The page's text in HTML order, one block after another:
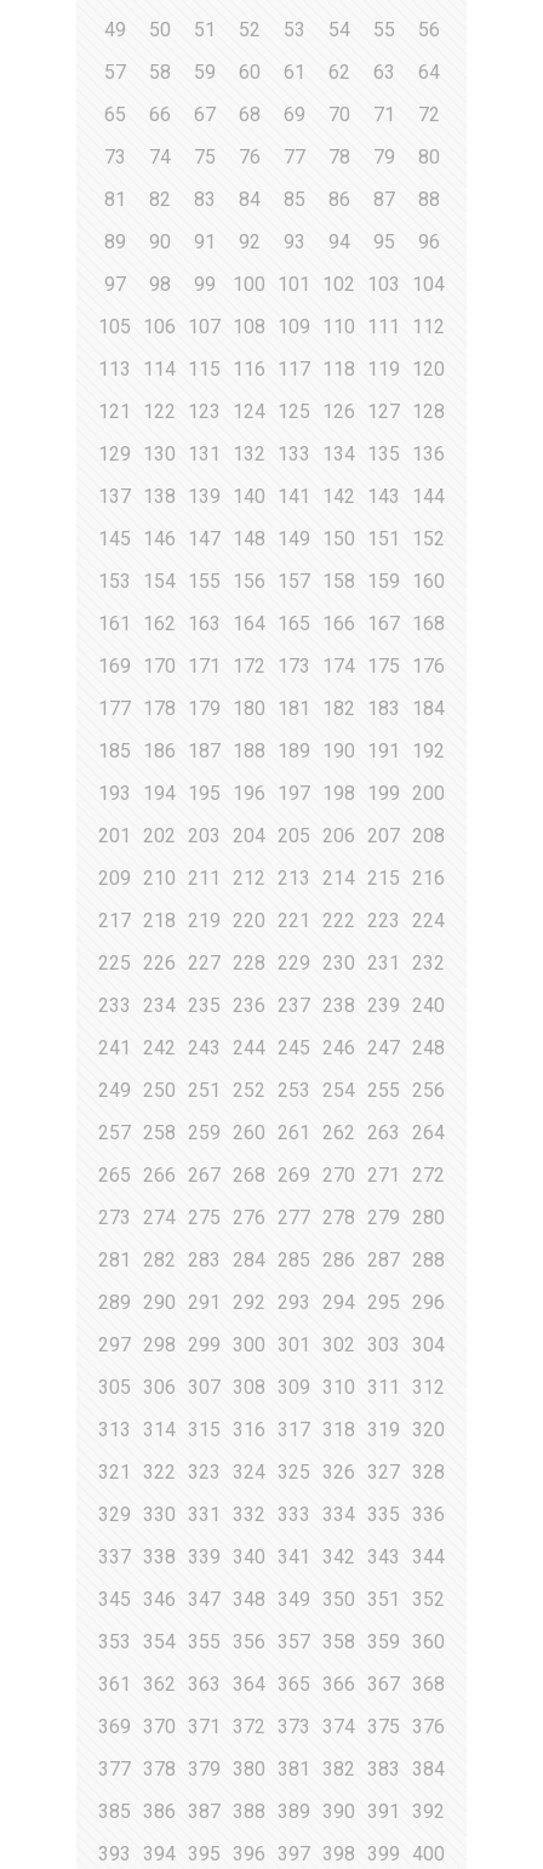
49
50 51 52 53 54 55
56
57
58 59 60 61 62 63
64
65
66 67 68 69 70 71
72
73
74 75 76 77 78 79
80
81
82 83 84 85 86 87
88
89
90 91 92 93 94 95
96
97
98 99 100 101 102 103
104
105
106 107 108 109 110 111
112
113
114 115 116 117 118 119
120
121
122 123 124 125 126 127 128
129
130 131 132 133 134 135
136
137 138 139 140 141 142 143
144
145
146 147 148 149 150 151
152
153
154 155 156 157 158 159
160
161
162 163 164 165 166 167 168
169
170 171 172 173 174 175
176
177 178 179 180 181 182 183
184
185
186 187 188 189 190 191
192
193
194 195 196 197 198 199 200
201
202 203 204 205 206 207 208
209 210 211 212 213 214 215 216
217 218 219 220 221 222 223
224
225 226 227 228 229 230 231
232
233
234 235 236 237 238 239 240
241
242 243 244 245 246 247 248
249 250 251 252 253 254 255 256
257 258 259 260 261 262 263
264
265 266 267 268 269 270 271
272
273
274 275 276 277 278 279 280
281
282 283 284 285 286 287 288
289 290 291 292 293 294 295 296
297 298 299 300 301 302 303
304
305
306 307 308 309 310 311
312
313
314 315 316 317 318 319
320
321
322 323 324 325 326 327 328
329
330 331 332 333 334 335
336
337 338 339 340 341 342 343
344
345
346 347 348 349 350 351
352
353
354 355 356 357 358 359 360
361
362 363 364 365 366 367 368
369
370 371 372 373 374 375 376
377 378 379 380 381 382 383
384
385
386 387 388 389 390 391
392
393
394 395 396 397 398 399 400